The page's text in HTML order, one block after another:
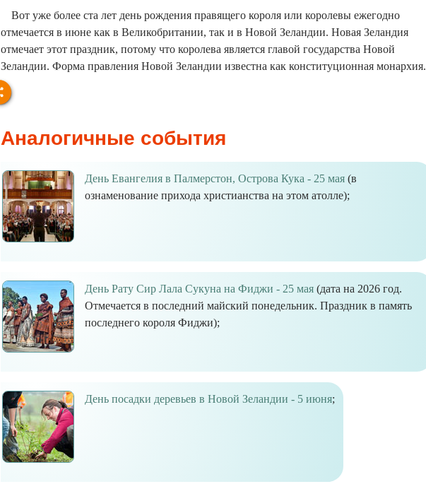
Вот уже более ста лет день рождения правящего короля или королевы ежегодно
отмечается в июне как в Великобритании, так и в Новой Зеландии. Новая Зеландия
отмечает этот праздник, потому что королева является главой государства Новой
Зеландии. Форма правления Новой Зеландии известна как конституционная монархия.
Аналогичные события
День Евангелия в Палмерстон, Острова Кука - 25 мая (в
ознаменование прихода христианства на этом атолле);
День Рату Сир Лала Сукуна на Фиджи - 25 мая (дата на 2026 год.
Отмечается в последний майский понедельник. Праздник в память
последнего короля Фиджи);
День посадки деревьев в Новой Зеландии - 5 июня;